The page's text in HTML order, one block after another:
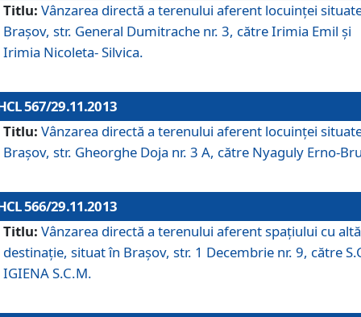
Titlu: Vânzarea directă a terenului aferent locuinţei
Braşov, str. General Dumitrache nr. 3, către Irimia Emil şi
Irimia Nicoleta- Silvica.
567/29.11.2013
Titlu: Vânzarea directă a terenului aferent locuinţei
Braşov, str. Gheorghe Doja nr. 3 A, către Nyaguly Erno-
566/29.11.2013
Titlu: Vânzarea directă a terenului aferent spaţiului cu altă
destinaţie, situat în Braşov, str. 1 Decembrie nr. 9, către
IGIENA S.C.M.